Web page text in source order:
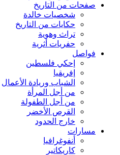
صفحات من التاريخ
شخصيات خالدة
حكايات من التاريخ
تراث وهوية
حفريات أثرية
فواصل
إحكي فلسطين
إفريقيا
الشباب وريادة الأعمال
من أجل المرأة
من أجل الطفولة
القرص الأخضر
خارج الحدود
مسارات
أنفوغرافيا
كاريكاتير